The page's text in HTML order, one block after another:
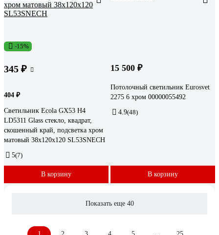
-15%
345 ₽
404 ₽
Светильник Ecola GX53 H4
LD5311 Glass стекло, квадрат,
скошенный край, подсветка хром
матовый 38x120x120 SL53SNECH
5(7)
В корзину
15 500 ₽
Потолочный светильник Eurosvet
2275 6 хром 00000055492
4.9(48)
В корзину
Показать еще 40